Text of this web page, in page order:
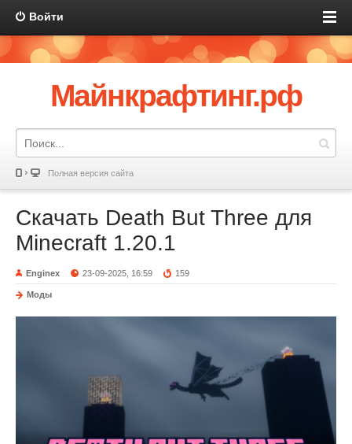
Войти
Майнкрафтинг.рф
Полная версия сайта
Скачать Death But Three для
Minecraft 1.20.1
Enginex 23-09-2025, 16:59 159
Моды